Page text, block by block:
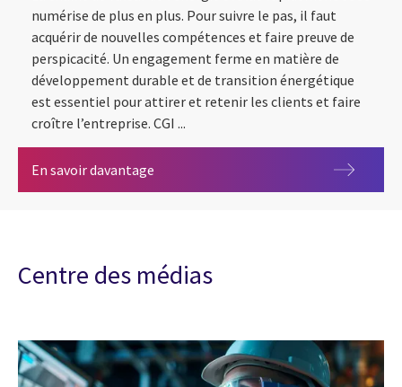
numérise de plus en plus. Pour suivre le pas, il faut
acquérir de nouvelles compétences et faire preuve de
perspicacité. Un engagement ferme en matière de
développement durable et de transition énergétique
est essentiel pour attirer et retenir les clients et faire
croître l’entreprise. CGI ...
En savoir davantage
Centre des médias